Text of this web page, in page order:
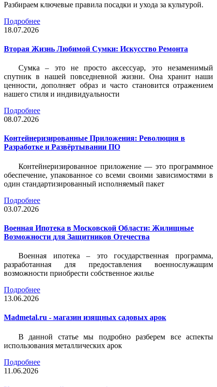
Разбираем ключевые правила посадки и ухода за культурой.
Подробнее
18.07.2026
Вторая Жизнь Любимой Сумки: Искусство Ремонта
Сумка – это не просто аксессуар, это незаменимый
спутник в нашей повседневной жизни. Она хранит наши
ценности, дополняет образ и часто становится отражением
нашего стиля и индивидуальности
Подробнее
08.07.2026
Контейнеризированные Приложения: Революция в
Разработке и Развёртывании ПО
Контейнеризированное приложение — это программное
обеспечение, упакованное со всеми своими зависимостями в
один стандартизированный исполняемый пакет
Подробнее
03.07.2026
Военная Ипотека в Московской Области: Жилищные
Возможности для Защитников Отечества
Военная ипотека – это государственная программа,
разработанная для предоставления военнослужащим
возможности приобрести собственное жилье
Подробнее
13.06.2026
Madmetal.ru - магазин изящных садовых арок
В данной статье мы подробно разберем все аспекты
использования металлических арок
Подробнее
11.06.2026